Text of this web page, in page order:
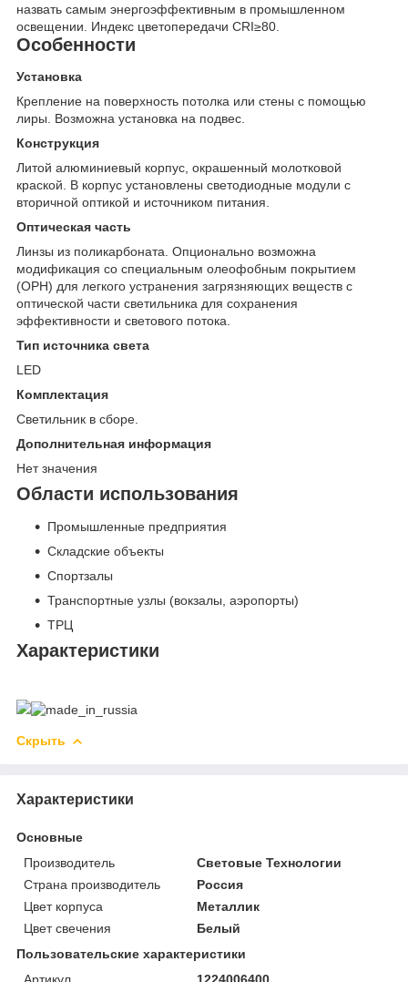
назвать самым энергоэффективным в промышленном
освещении. Индекс цветопередачи CRI≥80.
Особенности
Установка
Крепление на поверхность потолка или стены с помощью
лиры. Возможна установка на подвес.
Конструкция
Литой алюминиевый корпус, окрашенный молотковой
краской. В корпус установлены светодиодные модули с
вторичной оптикой и источником питания.
Оптическая часть
Линзы из поликарбоната. Опционально возможна
модификация со специальным олеофобным покрытием
(OPH) для легкого устранения загрязняющих веществ с
оптической части светильника для сохранения
эффективности и светового потока.
Тип источника света
LED
Комплектация
Светильник в сборе.
Дополнительная информация
Нет значения
Области использования
Промышленные предприятия
Складские объекты
Спортзалы
Транспортные узлы (вокзалы, аэропорты)
ТРЦ
Характеристики
Скрыть
Характеристики
Основные
Производитель
Световые Технологии
Страна производитель
Россия
Цвет корпуса
Металлик
Цвет свечения
Белый
Пользовательские характеристики